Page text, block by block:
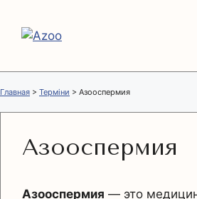
содержимому
Главная > Терміни > Азооспермия
Азооспермия
Азооспермия — это